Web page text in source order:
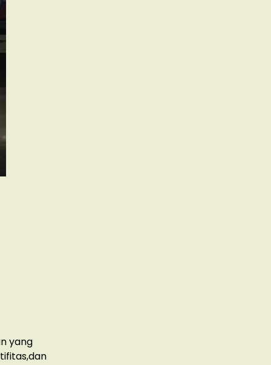
yang